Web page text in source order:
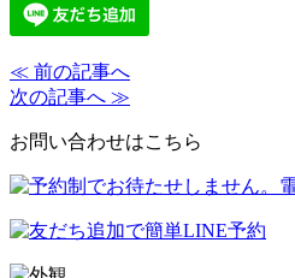
≪ 前の記事へ
次の記事へ ≫
お問い合わせはこちら